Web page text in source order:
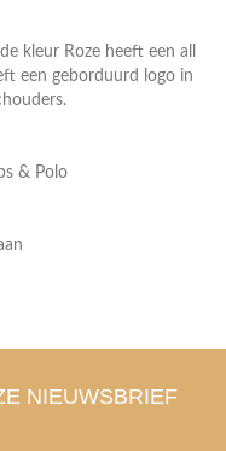
kleur Roze heeft een all
een geborduurd logo in
& Polo
NIEUWSBRIEF